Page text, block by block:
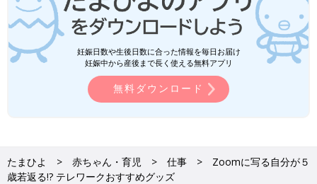
妊娠日数や生後日数に合った情報を毎日お届け
妊娠中から産後まで長く使える無料アプリ
無料ダウンロード
たまひよ 赤ちゃん・育児 仕事
Zoomに写る自分が５
歳若返る!? テレワークおすすめグッズ